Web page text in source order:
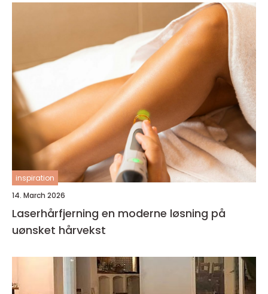
inspiration
14. March 2026
Laserhårfjerning en moderne løsning på
uønsket hårvekst